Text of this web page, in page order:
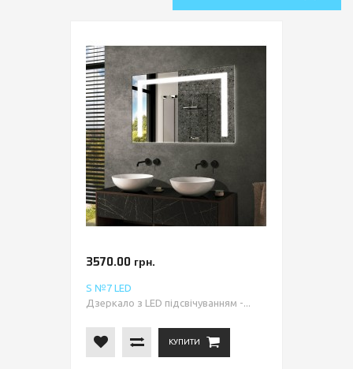
3570.00 грн.
S №7 LED
Дзеркало з LED підсвічуванням -...
КУПИТИ